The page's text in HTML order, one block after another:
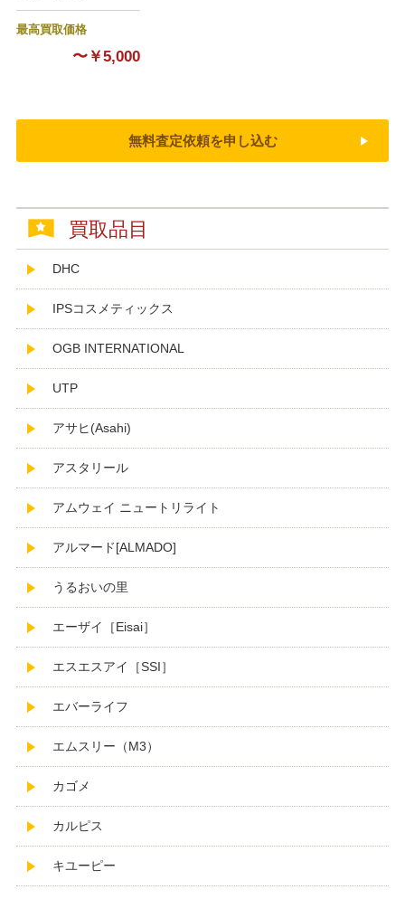
最高買取価格
〜￥5,000
無料査定依頼を申し込む
買取品目
DHC
IPSコスメティックス
OGB INTERNATIONAL
UTP
アサヒ(Asahi)
アスタリール
アムウェイ ニュートリライト
アルマード[ALMADO]
うるおいの里
エーザイ［Eisai］
エスエスアイ［SSI］
エバーライフ
エムスリー（M3）
カゴメ
カルピス
キユーピー